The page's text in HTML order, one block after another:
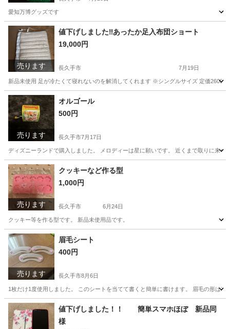
愛知万博グッズです
愛知 長久手市 その他 グッズ
売ります
値下げしました‼️あったか足入布団ショート
19,000円
長久手市 7月19日
新品未使用 足が冷たくて寝れないのを解消してくれます ※シングルサイズ 定価26000
愛知 長久手市 寝具
売ります
オルゴール
500円
長久手市7月17日
ディズニーランドで購入しました。 メロディーは星に願いです。 近くまで取りに来ら
愛知 長久手市 その他 オルゴール
売ります
クッキーなど作る型
1,000円
長久手市 6月24日
クッキー等を作る型です。 新品未使用品です。
愛知 長久手市 その他
売ります
眉毛シート
400円
長久手市8月6日
1枚だけ1度使用しました。 このシートを当てて書くと簡単に書けます。 眉毛の形は
愛知 長久手市 メイクアップ 眉毛
値下げしました！！ 簡単スマホほぼ 新品同
様